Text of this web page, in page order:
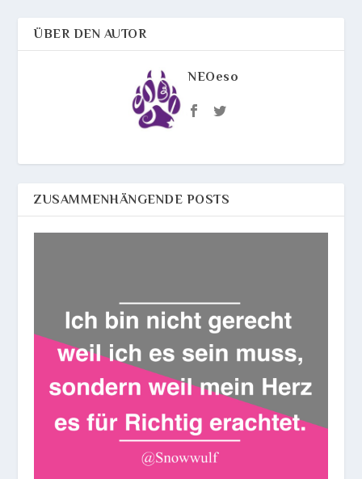
ÜBER DEN AUTOR
NEOeso
ZUSAMMENHÄNGENDE POSTS